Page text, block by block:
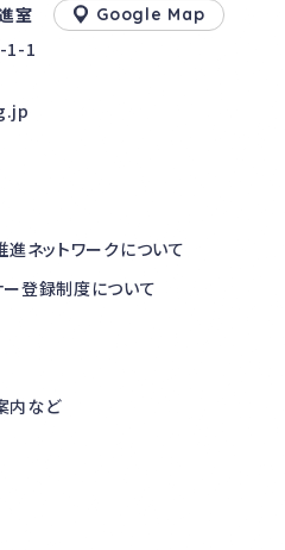
室 Google Map
1-1
進ネットワークについて
ー登録制度について
内など